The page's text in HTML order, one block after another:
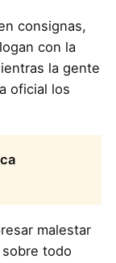
consignas,
con la
la gente
oficial los
malestar
todo